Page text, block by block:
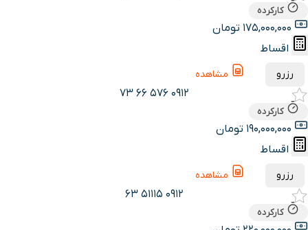
کارکرده
اقساط
رزرو مشاهده
0912 576 66 73
کارکرده
اقساط
رزرو مشاهده
0912 51115 63
کارکرده